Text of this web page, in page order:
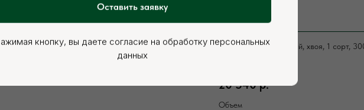
Брус сухой строганный, хвоя, 1 сорт,
20 540 р.
Объем
Оставить заявку
кнопку, вы даете согласие на обработку персональных
данных